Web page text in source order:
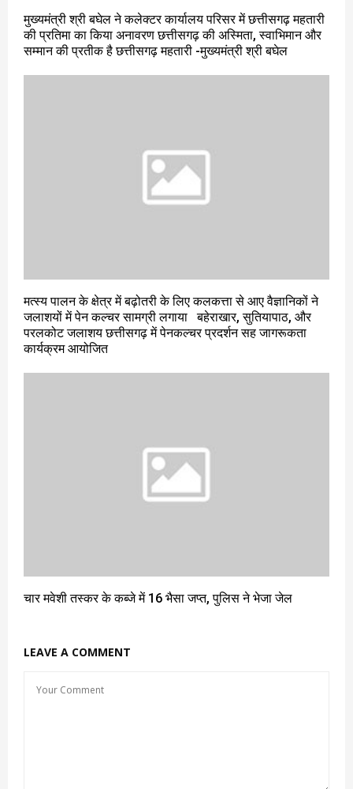
मुख्यमंत्री श्री बघेल ने कलेक्टर कार्यालय परिसर में छत्तीसगढ़ महतारी
की प्रतिमा का किया अनावरण छत्तीसगढ़ की अस्मिता, स्वाभिमान और
सम्मान की प्रतीक है छत्तीसगढ़ महतारी -मुख्यमंत्री श्री बघेल
मत्स्य पालन के क्षेत्र में बढ़ोतरी के लिए कलकत्ता से आए वैज्ञानिकों ने
जलाशयों में पेन कल्चर सामग्री लगाया बहेराखार, सुतियापाठ, और
परलकोट जलाशय छत्तीसगढ़ में पेनकल्चर प्रदर्शन सह जागरूकता
कार्यक्रम आयोजित
चार मवेशी तस्कर के कब्जे में 16 भैसा जप्त, पुलिस ने भेजा जेल
LEAVE A COMMENT